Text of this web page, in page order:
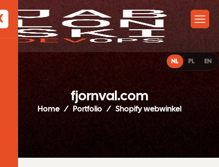
NL PL EN
fjornval.com
Home Portfolio Shopify webwinkel